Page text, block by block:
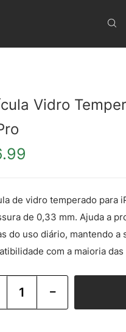
Vidro
de vidro temperado para
de 0,33 mm. Ajuda a
do uso diário, mantendo a
com a maioria das